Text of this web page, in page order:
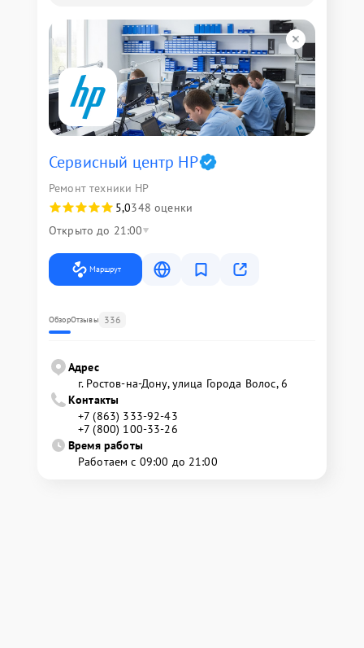
Сервисный центр HP
Ремонт техники HP
5,0348 оценки
Открыто до 21:00
Маршрут
ОбзорОтзывы 336
Адрес
г. Ростов-на-Дону, улица Города Волос, 6
Контакты
+7 (863) 333-92-43
+7 (800) 100-33-26
Время работы
Работаем с 09:00 до 21:00